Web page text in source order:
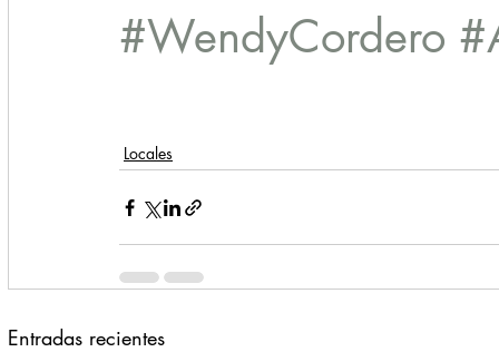
#WendyCordero
Locales
Entradas recientes